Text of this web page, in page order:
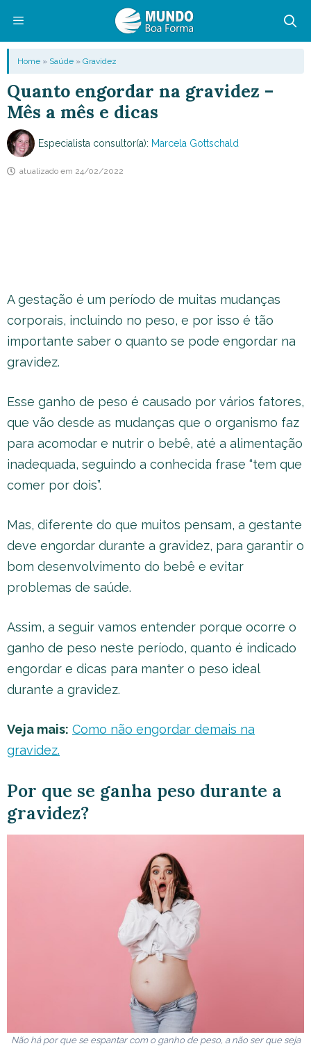
conteúdo
Menu
Home » Saúde » Gravidez
Quanto engordar na gravidez –
Mês a mês e dicas
Especialista consultor(a): Marcela Gottschald
atualizado em 24/02/2022
A gestação é um período de muitas mudanças
corporais, incluindo no peso, e por isso é tão
importante saber o quanto se pode engordar na
gravidez.
Esse ganho de peso é causado por vários fatores,
que vão desde as mudanças que o organismo faz
para acomodar e nutrir o bebê, até a alimentação
inadequada, seguindo a conhecida frase “tem que
comer por dois”.
Mas, diferente do que muitos pensam, a gestante
deve engordar durante a gravidez, para garantir o
bom desenvolvimento do bebê e evitar
problemas de saúde.
Assim, a seguir vamos entender porque ocorre o
ganho de peso neste período, quanto é indicado
engordar e dicas para manter o peso ideal
durante a gravidez.
Veja mais: Como não engordar demais na
gravidez.
Por que se ganha peso durante a
gravidez?
Não há por que se espantar com o ganho de peso, a não ser que seja